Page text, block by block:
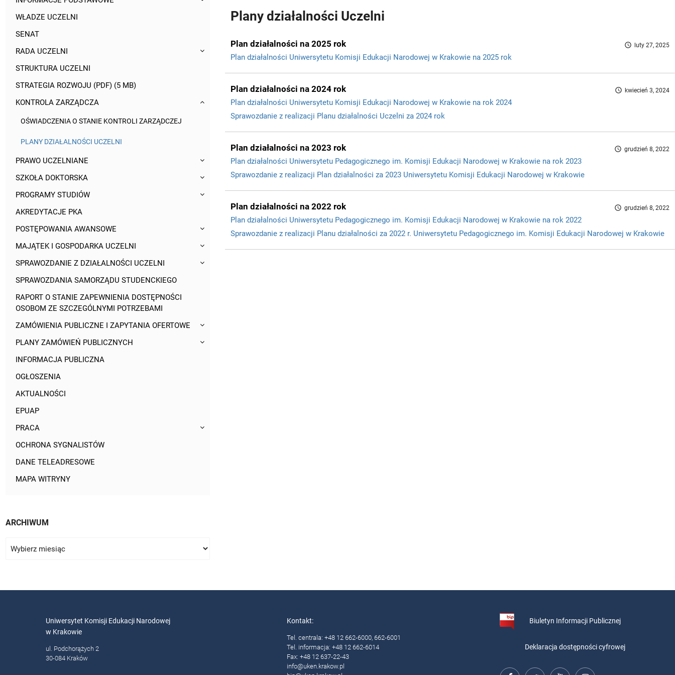
WŁADZE UCZELNI
SENAT
RADA UCZELNI
STRUKTURA UCZELNI
STRATEGIA ROZWOJU (PDF) (5 MB)
KONTROLA ZARZĄDCZA
OŚWIADCZENIA O STANIE KONTROLI ZARZĄDCZEJ
PLANY DZIAŁALNOŚCI UCZELNI
PRAWO UCZELNIANE
SZKOŁA DOKTORSKA
PROGRAMY STUDIÓW
AKREDYTACJE PKA
POSTĘPOWANIA AWANSOWE
MAJĄTEK I GOSPODARKA UCZELNI
SPRAWOZDANIE Z DZIAŁALNOŚCI UCZELNI
SPRAWOZDANIA SAMORZĄDU STUDENCKIEGO
RAPORT O STANIE ZAPEWNIENIA DOSTĘPNOŚCI
OSOBOM ZE SZCZEGÓLNYMI POTRZEBAMI
ZAMÓWIENIA PUBLICZNE I ZAPYTANIA OFERTOWE
PLANY ZAMÓWIEŃ PUBLICZNYCH
INFORMACJA PUBLICZNA
OGŁOSZENIA
AKTUALNOŚCI
EPUAP
PRACA
OCHRONA SYGNALISTÓW
DANE TELEADRESOWE
MAPA WITRYNY
ARCHIWUM
Plany działalności Uczelni
access_time luty 27, 2025
Plan działalności na 2025 rok
Plan działalności Uniwersytetu Komisji Edukacji Narodowej w Krakowie na 2025 rok
access_time kwiecień 3, 2024
Plan działalności na 2024 rok
Plan działalności Uniwersytetu Komisji Edukacji Narodowej w Krakowie na rok 2024
Sprawozdanie z realizacji Planu działalności Uczelni za 2024 rok
access_time grudzień 8, 2022
Plan działalności na 2023 rok
Plan działalności Uniwersytetu Pedagogicznego im. Komisji Edukacji Narodowej w Krakowie na rok 2023
Sprawozdanie z realizacji Plan działalności za 2023 Uniwersytetu Komisji Edukacji Narodowej w Krakowie
access_time grudzień 8, 2022
Plan działalności na 2022 rok
Plan działalności Uniwersytetu Pedagogicznego im. Komisji Edukacji Narodowej w Krakowie na rok 2022
Sprawozdanie z realizacji Planu działalności za 2022 r. Uniwersytetu Pedagogicznego im. Komisji Edukacji Narodowej w Krakowie
Uniwersytet Komisji Edukacji Narodowej
w Krakowie
ul. Podchorążych 2
30-084 Kraków
Kontakt:
Tel. centrala: +48 12 662-6000, 662-6001
Tel. informacja: +48 12 662-6014
Fax: +48 12 637-22-43
info@uken.krakow.pl
Biuletyn Informacji Publicznej
Deklaracja dostępności cyfrowej